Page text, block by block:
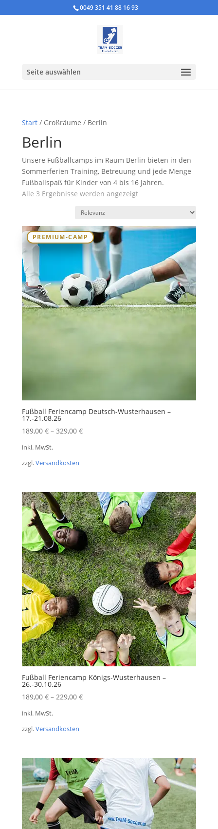
0049 351 41 88 16 93
Seite auswählen
Start/ Großräume / Berlin
Berlin
Unsere Fußballcamps im Raum Berlin bieten in den
Sommerferien Training, Betreuung und jede Menge
Fußballspaß für Kinder von 4 bis 16 Jahren.
Alle 3 Ergebnisse werden angezeigt
PREMIUM-CAMP
Fußball Feriencamp Deutsch-Wusterhausen –
17.-21.08.26
189,00 €– 329,00 €
inkl. MwSt.
zzgl.Versandkosten
Fußball Feriencamp Königs-Wusterhausen –
26.-30.10.26
189,00 €– 229,00 €
inkl. MwSt.
zzgl.Versandkosten